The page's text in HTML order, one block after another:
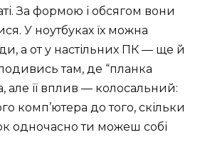
За формою і обсягом вони
У ноутбуках їх можна
а от у настільних ПК — ще й
там, де “планка
але її вплив — колосальний:
комп’ютера до того, скільки
одночасно ти можеш собі